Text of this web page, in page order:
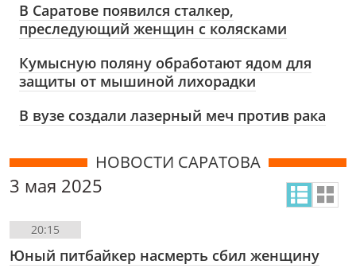
В Саратове появился сталкер,
преследующий женщин с колясками
Кумысную поляну обработают ядом для
защиты от мышиной лихорадки
В вузе создали лазерный меч против рака
НОВОСТИ САРАТОВА
3 мая 2025
20:15
Юный питбайкер насмерть сбил женщину